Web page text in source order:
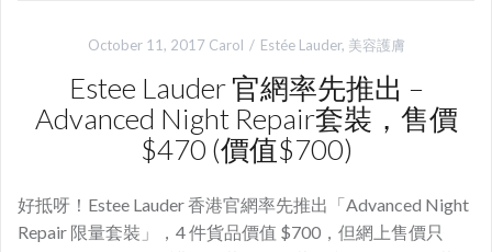
October 11, 2017 Carol Estée Lauder, 美容護膚
Estee Lauder 官網率先推出 –
Advanced Night Repair套裝，售價
$470 (價值$700)
好抵呀！Estee Lauder 香港官網率先推出「Advanced Night
Repair 限量套裝」，4 件貨品價值 $700，但網上售價只